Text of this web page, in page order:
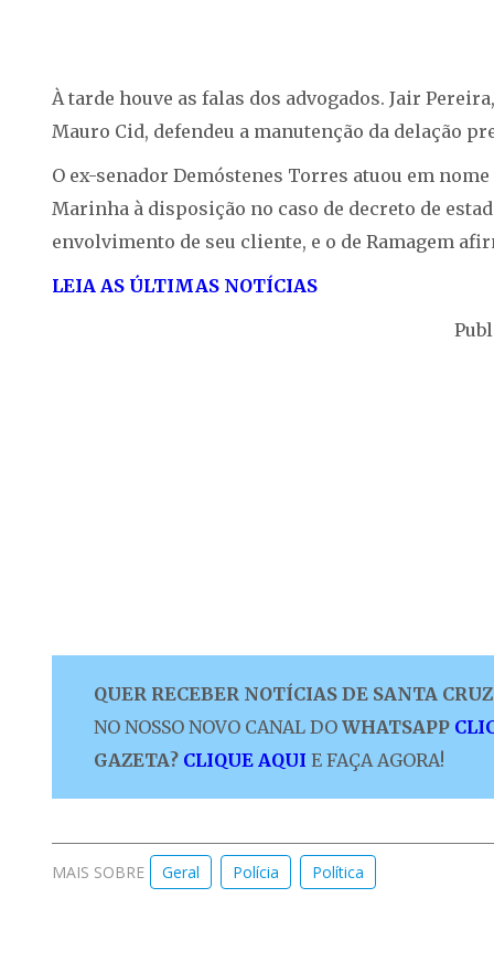
À tarde houve as falas dos advogados. Jair
Mauro Cid, defendeu a manutenção da delação
O ex-senador Demóstenes Torres atuou em
Marinha à disposição no caso de decreto de
envolvimento de seu cliente, e o de Ramagem
LEIA AS ÚLTIMAS NOTÍCIAS
QUER RECEBER NOTÍCIAS DE SANTA
NO NOSSO NOVO CANAL DO WHATSAPP
GAZETA? CLIQUE AQUI E FAÇA AGORA!
MAIS SOBRE Geral Polícia Política